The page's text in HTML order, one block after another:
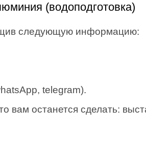
(водоподготовка)
следующую информацию:
telegram).
останется сделать: